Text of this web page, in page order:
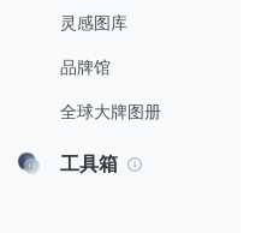
灵感图库
品牌馆
全球大牌图册
工具箱